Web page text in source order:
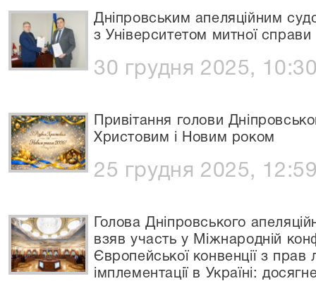
Дніпровським апеляційним
з Університетом митної справи
30 грудня 2025,
Привітання голови
Христовим і Новим роком
25 грудня 2025,
Голова Дніпровського
взяв участь у Міжнародній
Європейської конвенції з
імплементації в Україні: